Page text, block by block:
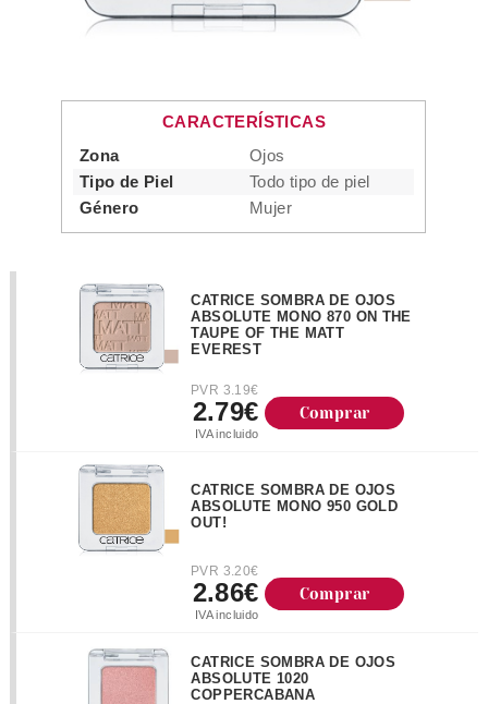
CARACTERÍSTICAS
Zona
Ojos
Tipo de Piel
Todo tipo de piel
Género
Mujer
CATRICE SOMBRA DE OJOS
ABSOLUTE MONO 870 ON THE
TAUPE OF THE MATT
EVEREST
PVR 3.19€
2.79€
IVA incluido
Comprar
CATRICE SOMBRA DE OJOS
ABSOLUTE MONO 950 GOLD
OUT!
PVR 3.20€
2.86€
IVA incluido
Comprar
CATRICE SOMBRA DE OJOS
ABSOLUTE 1020
COPPERCABANA